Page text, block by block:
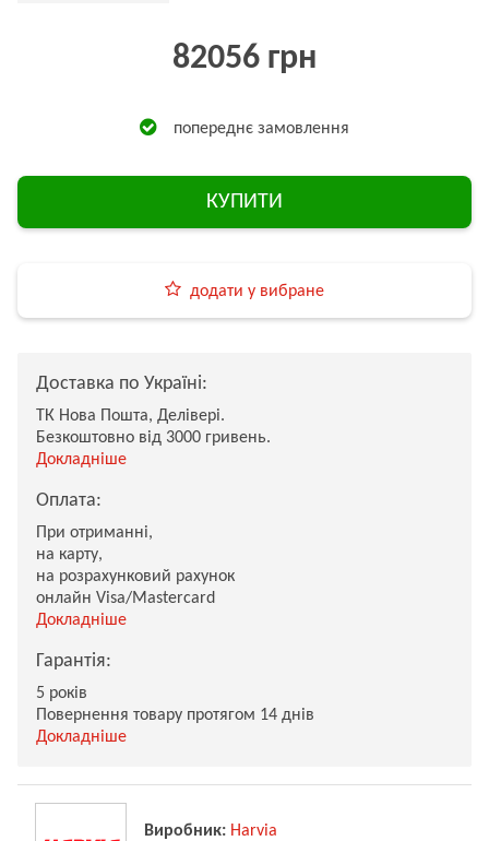
82056 грн
попереднє замовлення
КУПИТИ
додати у вибране
Доставка по Україні:
ТК Нова Пошта, Делівері.
Безкоштовно від 3000 гривень.
Докладніше
Оплата:
При отриманні,
на карту,
на розрахунковий рахунок
онлайн Visa/Mastercard
Докладніше
Гарантія:
5 років
Повернення товару протягом 14 днів
Докладніше
Виробник: Harvia